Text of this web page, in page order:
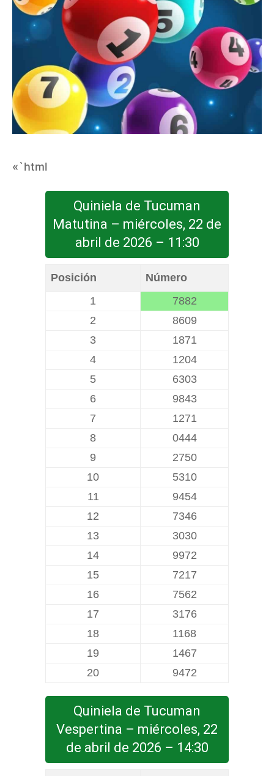
«`html
Quiniela de Tucuman
Matutina – miércoles, 22 de
abril de 2026 – 11:30
Posición
Número
1
7882
2
8609
3
1871
4
1204
5
6303
6
9843
7
1271
8
0444
9
2750
10
5310
11
9454
12
7346
13
3030
14
9972
15
7217
16
7562
17
3176
18
1168
19
1467
20
9472
Quiniela de Tucuman
Vespertina – miércoles, 22
de abril de 2026 – 14:30